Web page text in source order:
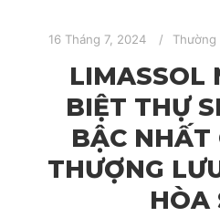
16 Tháng 7, 2024 Thường
LIMASSOL
BIỆT THỰ
BẬC NHẤT
THƯỢNG
HÒA